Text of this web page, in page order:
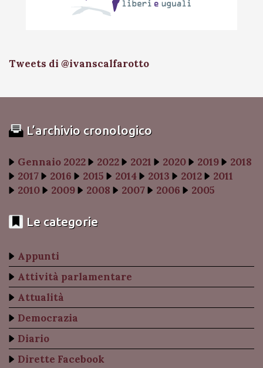
Tweets di @ivanscalfarotto
L’archivio cronologico
Gennaio 2022 2022 2021 2020 2019
2018
2017
2016 2015 2014 2013 2012
2011
2010
2009 2008 2007 2006 2005
Le categorie
Appunti
Attività parlamentare
Attualità
Democrazia
Diario
Dirette Facebook